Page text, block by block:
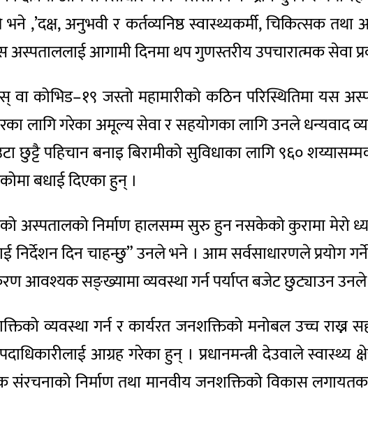
भने ,’दक्ष, अनुभवी र कर्तव्यनिष्ठ स्वास्थ्यकर्मी, चिकित्सक
आगामी दिनमा थप गुणस्तरीय उपचारात्मक सेवा
वा कोभिड–१९ जस्तो महामारीको कठिन परिस्थितिमा यस
लागि गरेका अमूल्य सेवा र सहयोगका लागि उनले धन्यवाद
एउटा छुट्टै पहिचान बनाइ बिरामीको सुविधाका लागि ९६०
बधाई दिएका हुन् ।
अस्पतालको निर्माण हालसम्म सुरु हुन नसकेको कुरामा मेरो
निर्देशन दिन चाहन्छु” उनले भने । आम सर्वसाधारणले प्रयोग
आवश्यक सङ्ख्यामा व्यवस्था गर्न पर्याप्त बजेट छुट्याउन उनले
व्यवस्था गर्न र कार्यरत जनशक्तिको मनोबल उच्च राख्न
पदाधिकारीलाई आग्रह गरेका हुन् । प्रधानमन्त्री देउवाले
संरचनाको निर्माण तथा मानवीय जनशक्तिको विकास लगायतका